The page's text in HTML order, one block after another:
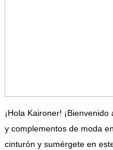
¡Hola Kaironer!
y complementos de moda
cinturón y sumérgete en